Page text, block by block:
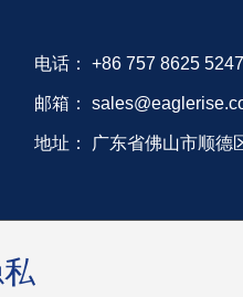
电话： +86 757 8625 5247
邮箱：
地址： 广东省佛山市顺德